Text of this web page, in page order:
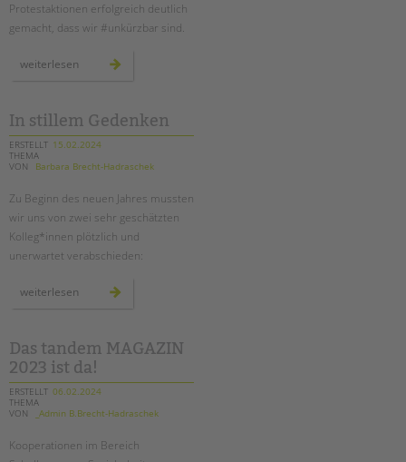
Zertfikatskurse
Seminarkalender
Seminarräume
PROFIL | LEITBILD
Bereiche im Überblick
Kinder- und Jugendschutz
Unsere Videos
Gesellschafter VdK
schoolcoach BTL
Stellenangebote
tandem als Arbeitgeberin
NEWS/BLOG
Briefe an Kai
Protestaktionen erfolgreich deutlich
gemacht, dass wir #unkürzbar sind.
weiterlesen proteste
In stillem Gedenken
ERSTELLT 15.02.2024
THEMA
VON
Barbara Brecht-Hadraschek
Zu Beginn des neuen Jahres mussten
wir uns von zwei sehr geschätzten
Kolleg*innen plötzlich und
unerwartet verabschieden:
weiterlesen
Das tandem MAGAZIN
2023 ist da!
ERSTELLT 06.02.2024
THEMA
VON
_Admin B.Brecht-Hadraschek
Kooperationen im Bereich